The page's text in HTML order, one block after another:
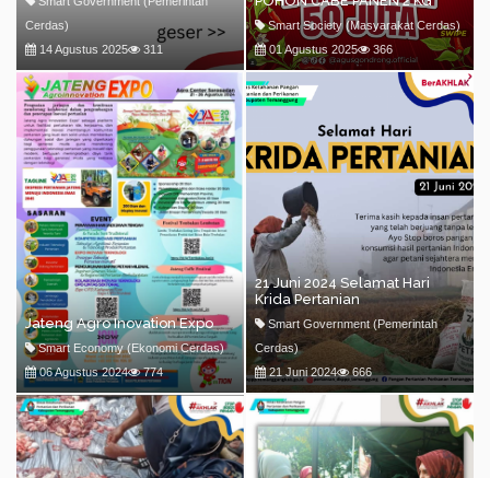
Cerdas)
14 Agustus 2025
311
Smart Society (Masyarakat Cerdas)
01 Agustus 2025
366
Jateng Agro Inovation Expo
Smart Economy (Ekonomi Cerdas)
06 Agustus 2024
774
21 Juni 2024 Selamat Hari
Krida Pertanian
Smart Government (Pemerintah
Cerdas)
21 Juni 2024
666